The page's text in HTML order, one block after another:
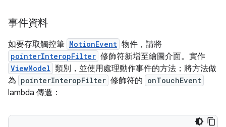
事件資料
如要存取觸控筆 MotionEvent 物件，請將
pointerInteropFilter 修飾符新增至繪圖介面。實作
ViewModel 類別，並使用處理動作事件的方法；將方法做
為 pointerInteropFilter 修飾符的 onTouchEvent
lambda 傳遞：